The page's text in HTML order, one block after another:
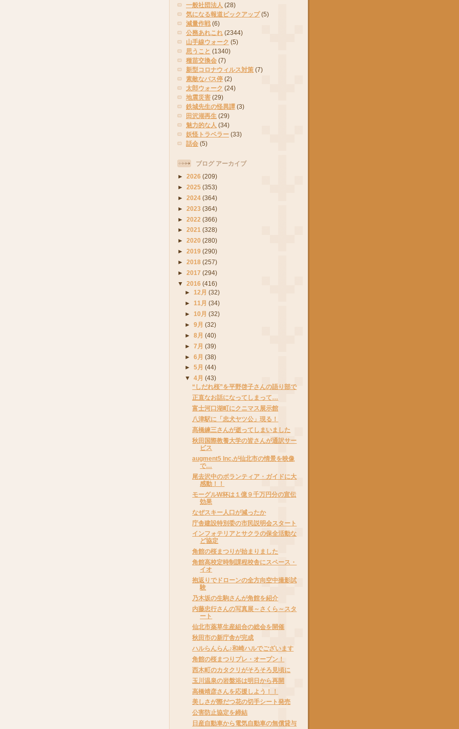
一般社団法人 (28)
気になる報道ピックアップ (5)
減量作戦 (6)
公務あれこれ (2344)
山手線ウォーク (5)
思うこと (1340)
種苗交換会 (7)
新型コロナウィルス対策 (7)
素敵なバス停 (2)
太郎ウォーク (24)
地震災害 (29)
鉄城先生の怪異譚 (3)
田沢湖再生 (29)
魅力的な人 (34)
妖怪トラベラー (33)
話会 (5)
ブログ アーカイブ
► 2026 (209)
► 2025 (353)
► 2024 (364)
► 2023 (364)
► 2022 (366)
► 2021 (328)
► 2020 (280)
► 2019 (290)
► 2018 (257)
► 2017 (294)
▼ 2016 (416)
► 12月(32)
► 11月(34)
► 10月(32)
►9月(32)
►8月(40)
►7月(39)
►6月(38)
►5月(44)
▼4月(43)
“しだれ桜”を平野啓子さんの語り部で
正直なお話になってしまって…
富士河口湖町にクニマス展示館
八津駅に「忠犬ヤツ公」現る！
髙橋練三さんが逝ってしまいました
秋田国際教養大学の皆さんが通訳サー
ビス
augment5 Inc.が仙北市の情景を映像
で…
尾去沢中のボランティア・ガイドに大
感動！！
モーグルW杯は１億９千万円分の宣伝
効果
なぜスキー人口が減ったか
庁舎建設特別委の市民説明会スタート
インフォテリアとサクラの保全活動な
ど協定
角館の桜まつりが始まりました
角館高校定時制課程校舎にスペース・
イオ
抱返りでドローンの全方向空中撮影試
験
乃木坂の生駒さんが角館を紹介
内藤忠行さんの写真展～さくら～スタ
ート
仙北市薬草生産組合の総会を開催
秋田市の新庁舎が完成
ハルらんらん♪和崎ハルでございます
角館の桜まつりプレ・オープン！
西木町のカタクリがそろそろ見頃に
玉川温泉の岩盤浴は明日から再開
高橋靖彦さんを応援しよう！！
美しさが際だつ花の切手シート発売
公害防止協定を締結
日産自動車から電気自動車の無償貸与